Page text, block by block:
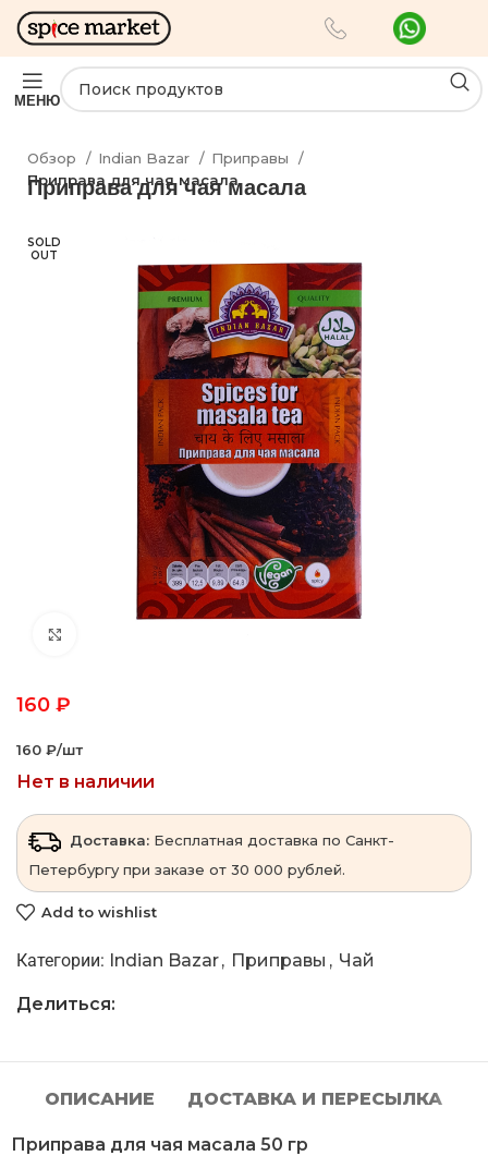
МЕНЮ
Обзор Indian Bazar
Приправы
Приправа для чая масала
Приправа для чая масала
SOLD
OUT
160 ₽
160 ₽‎/шт
Нет в наличии
Доставка: Бесплатная доставка по Санкт-
Петербургу при заказе от 30 000 рублей.
Add to wishlist
Категории: Indian Bazar, Приправы , Чай
Делиться:
ОПИСАНИЕ ДОСТАВКА И ПЕРЕСЫЛКА
Приправа для чая масала 50 гр